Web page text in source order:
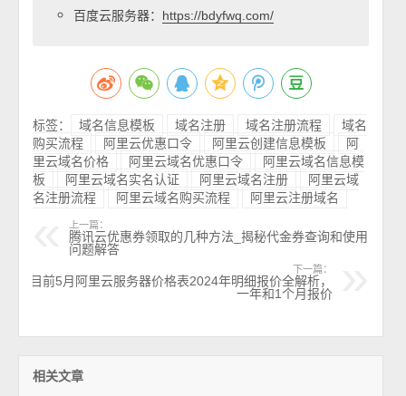
百度云服务器： https://bdyfwq.com/
标签： 域名信息模板 域名注册 域名注册流程
域名
购买流程
阿里云优惠口令 阿里云创建信息模板
阿
里云域名价格
阿里云域名优惠口令
阿里云域名信息模
板
阿里云域名实名认证 阿里云域名注册
阿里云域
名注册流程
阿里云域名购买流程 阿里云注册域名
上一篇：
腾讯云优惠券领取的几种方法_揭秘代金券查询和使用
问题解答
下一篇：
目前5月阿里云服务器价格表2024年明细报价全解析，
一年和1个月报价
相关文章